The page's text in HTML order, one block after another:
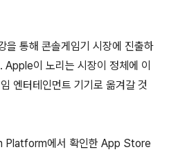
을 통해 콘솔게임기 시장에 진출하
이 노리는 시장이 정체에 이
엔터테인먼트 기기로 옮겨갈 것
Platform에서 확인한 App Store